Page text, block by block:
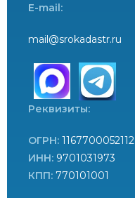
E-mail:
mail@srokadastr.ru
Реквизиты:
ОГРН: 1167700052112
ИНН: 9701031973
КПП: 770101001